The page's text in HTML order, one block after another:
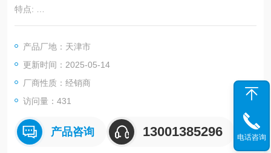
特点:
1.在过滤过程中，采用一体化的解决方案，配套无污染的无油隔
安全放置和高效操作。
2.不锈钢支架易于高温消毒，耐高温、耐腐蚀。
3.具有安全可靠，性能优秀、外形美观、环保、高效、节能等优
点。
产品厂地：天津市
更新时间：2025-05-14
厂商性质：经销商
访问量：431
产品咨询 13001385296 电话咨询